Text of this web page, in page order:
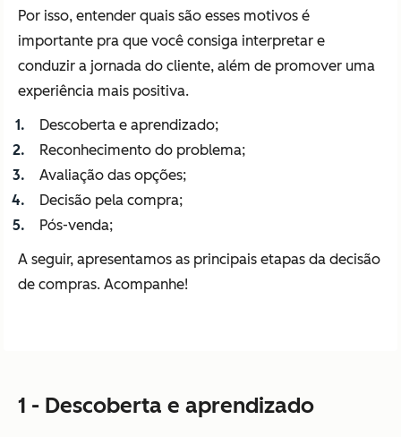
Por isso, entender quais são esses motivos é
importante pra que você consiga interpretar e
conduzir a jornada do cliente, além de promover uma
experiência mais positiva.
Descoberta e aprendizado;
Reconhecimento do problema;
Avaliação das opções;
Decisão pela compra;
Pós-venda;
A seguir, apresentamos as principais etapas da decisão
de compras. Acompanhe!
1 - Descoberta e aprendizado